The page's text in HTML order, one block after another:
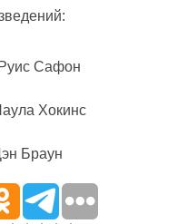
Сафон
Хокинс
Браун